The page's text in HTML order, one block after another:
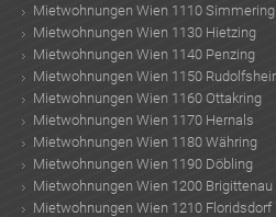
Mietwohnungen Wien 1110 Simmering
Mietwohnungen Wien 1130 Hietzing
Mietwohnungen Wien 1140 Penzing
Mietwohnungen Wien 1150
Mietwohnungen Wien 1160 Ottakring
Mietwohnungen Wien 1170 Hernals
Mietwohnungen Wien 1180 Währing
Mietwohnungen Wien 1190 Döbling
Mietwohnungen Wien 1200 Brigittenau
Mietwohnungen Wien 1210 Floridsdorf